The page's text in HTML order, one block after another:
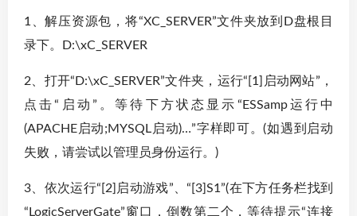
1、解压资源包，将“XC_SERVER”文件夹放到D盘根目
录下。D:\xC_SERVER
2、打开“D:\xC_SERVER”文件夹，运行“[1]启动网站”，
点击“启动”。等待下方状态显示“ESSamp运行中
(APACHE启动;MYSQL启动)…”字样即可。(如遇到启动
失败，请尝试以管理员身份运行。)
3、依次运行“[2]启动游戏”、“[3]S1”(在下方任务栏找到
“LogicServerGate”窗口，倒数第二个，等待提示“连接